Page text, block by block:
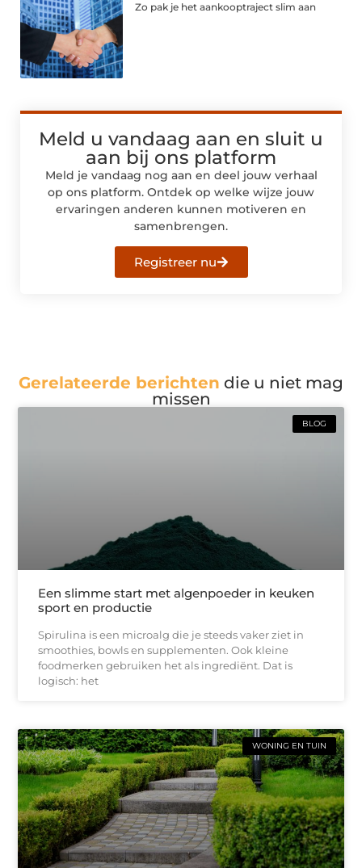
Zo pak je het aankooptraject slim aan
Meld u vandaag aan en sluit u
aan bij ons platform
Meld je vandaag nog aan en deel jouw verhaal
op ons platform. Ontdek op welke wijze jouw
ervaringen anderen kunnen motiveren en
samenbrengen.
Registreer nu
Gerelateerde berichten die u niet mag
missen
BLOG
Een slimme start met algenpoeder in keuken
sport en productie
Spirulina is een microalg die je steeds vaker ziet in
smoothies, bowls en supplementen. Ook kleine
foodmerken gebruiken het als ingrediënt. Dat is
logisch: het
WONING EN TUIN